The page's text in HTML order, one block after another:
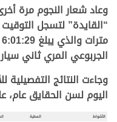
وعاد شعار النجوم مرة
“القايدة” لتسجل
الجربوعي المري ثاني
اليوم لسن الحقايق عام،
الأشواط المطية